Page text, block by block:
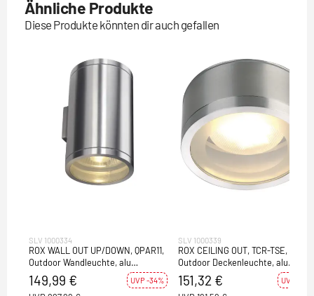
Ähnliche Produkte
Diese Produkte könnten dir auch gefallen
SLV 1000334
ROX WALL OUT UP/DOWN, QPAR11,
Outdoor Wandleuchte, alu
gebürstet, max.2x50W, IP44
149,99 € UVP -34%
SLV 1000339
ROX CEILING OUT, TCR-TSE,
Outdoor Deckenleuchte, alu
gebürstet, max.11W, IP44
151,32 € UVP -21%